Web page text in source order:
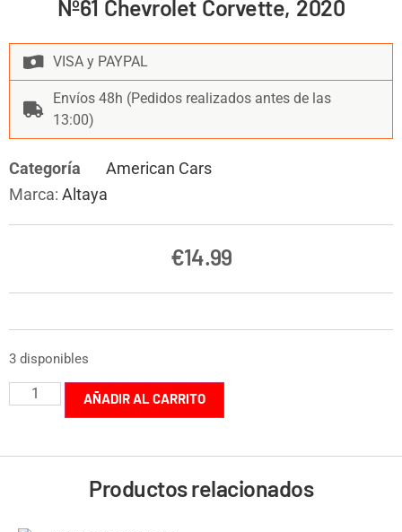
Nº61 Chevrolet Corvette, 2020
VISA y PAYPAL
Envíos 48h (Pedidos realizados antes de las
13:00)
Categoría
American Cars
Marca: Altaya
€14.99
3 disponibles
AÑADIR AL CARRITO
Productos relacionados